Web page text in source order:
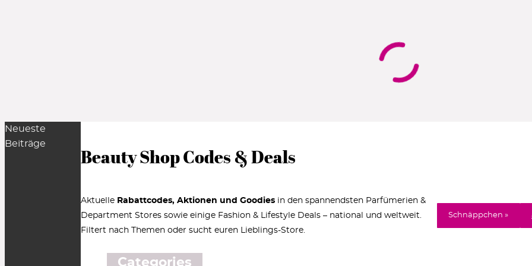
Beauty Shop Codes & Deals
Aktuelle Rabattcodes, Aktionen und Goodies in den spannendsten Parfümerien &
Department Stores sowie einige Fashion & Lifestyle Deals – national und weltweit.
Filtert nach Themen oder sucht euren Lieblings-Store.
Schnäppchen »
Categories
Neueste
Beiträge